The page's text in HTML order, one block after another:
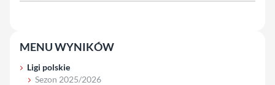
MENU WYNIKÓW
Ligi polskie
Sezon 2025/2026